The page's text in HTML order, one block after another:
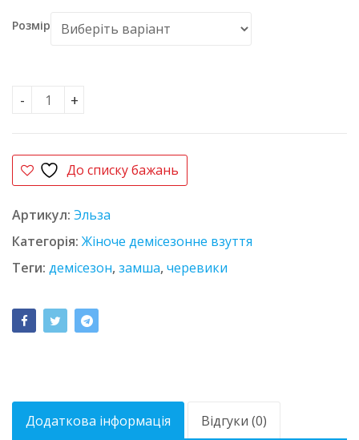
Розмір
Черевики замшеві SHANDA 5361 чорні кількість
До списку бажань
Артикул: Эльза
Категорія: Жіноче демісезонне взуття
Теги: демісезон,замша,черевики
Додаткова інформація Відгуки (0)